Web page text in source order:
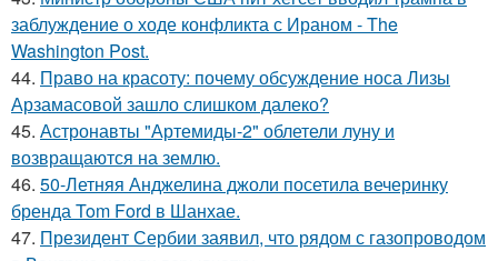
заблуждение о ходе конфликта с Ираном - The
Washington Post.
44. Право на красоту: почему обсуждение носа Лизы
Арзамасовой зашло слишком далеко?
45. Астронавты "Артемиды-2" облетели луну и
возвращаются на землю.
46. 50-Летняя Анджелина джоли посетила вечеринку
бренда Tom Ford в Шанхае.
47. Президент Сербии заявил, что рядом с газопроводом